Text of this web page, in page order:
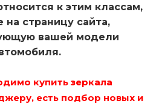
к этим классам,
на страницу сайта,
вашей модели
купить зеркала
есть подбор новых и